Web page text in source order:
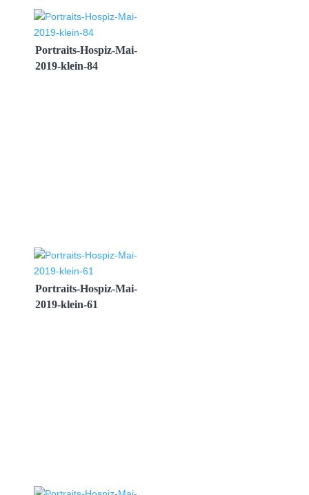
Portraits-Hospiz-Mai-
2019-klein-84
Portraits-Hospiz-Mai-
2019-klein-61